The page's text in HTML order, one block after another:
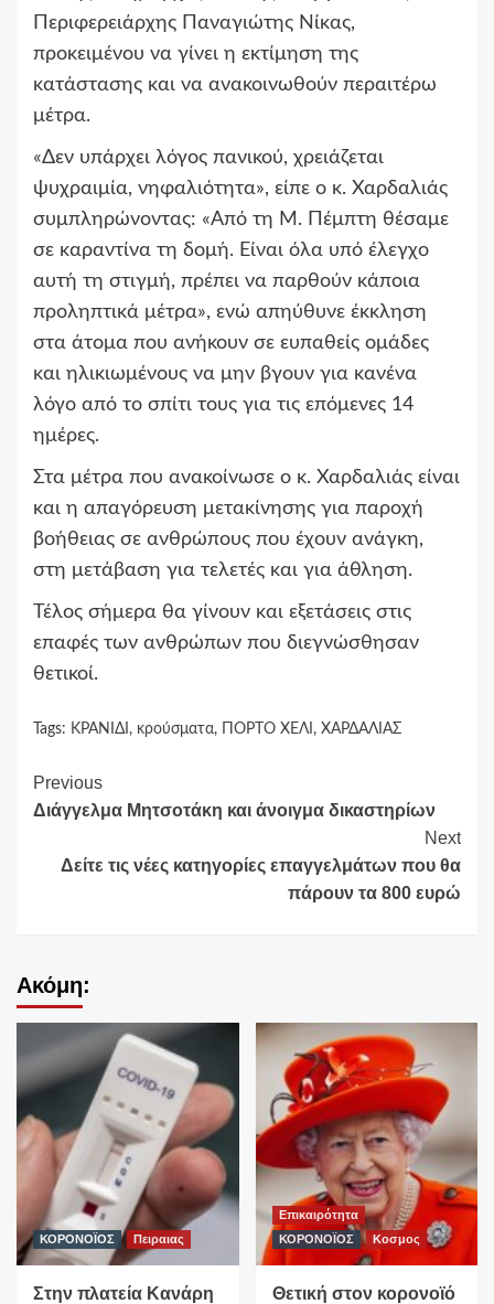
Περιφερειάρχης Παναγιώτης Νίκας,
προκειμένου να γίνει η εκτίμηση της
κατάστασης και να ανακοινωθούν περαιτέρω
μέτρα.
«Δεν υπάρχει λόγος πανικού, χρειάζεται
ψυχραιμία, νηφαλιότητα», είπε ο κ. Χαρδαλιάς
συμπληρώνοντας: «Από τη Μ. Πέμπτη θέσαμε
σε καραντίνα τη δομή. Είναι όλα υπό έλεγχο
αυτή τη στιγμή, πρέπει να παρθούν κάποια
προληπτικά μέτρα», ενώ απηύθυνε έκκληση
στα άτομα που ανήκουν σε ευπαθείς ομάδες
και ηλικιωμένους να μην βγουν για κανένα
λόγο από το σπίτι τους για τις επόμενες 14
ημέρες.
Στα μέτρα που ανακοίνωσε ο κ. Χαρδαλιάς είναι
και η απαγόρευση μετακίνησης για παροχή
βοήθειας σε ανθρώπους που έχουν ανάγκη,
στη μετάβαση για τελετές και για άθληση.
Τέλος σήμερα θα γίνουν και εξετάσεις στις
επαφές των ανθρώπων που διεγνώσθησαν
θετικοί.
Tags: ΚΡΑΝΙΔΙ , κρούσματα, ΠΟΡΤΟ ΧΕΛΙ , ΧΑΡΔΑΛΙΑΣ
Continue
Reading
Previous
Διάγγελμα Μητσοτάκη και άνοιγμα δικαστηρίων
Next
Δείτε τις νέες κατηγορίες επαγγελμάτων που θα
πάρουν τα 800 ευρώ
Ακόμη:
ΚΟΡΟΝΟΪΟΣ Πειραιας
Στην πλατεία Κανάρη
Επικαιρότητα
ΚΟΡΟΝΟΪΟΣ
Κοσμος
Θετική στον κορονοϊό